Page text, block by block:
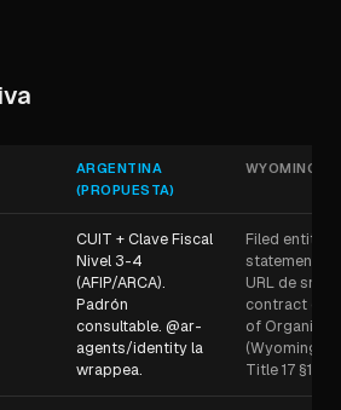
ARGENTINA
(PROPUESTA)
WYOMING
CUIT + Clave Fiscal
Nivel 3-4
(AFIP/ARCA).
Padrón
consultable. @ar-
agents/identity la
wrappea.
Filed entity
statement
URL de smart
contract en
of
(Wyoming
Title 17 §17-